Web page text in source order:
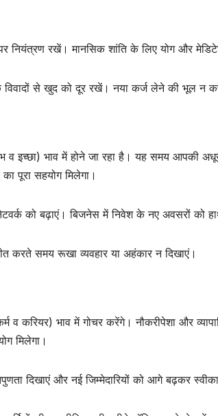
नियंत्रण रखें। मानसिक शांति के लिए योग और
से खुद को दूर रखें। नया कर्ज लेने की भूल न
व इच्छा) भाव में होने जा रहा है। यह समय आपकी
पूरा सहयोग मिलेगा।
को बढ़ाएं। बिजनेस में निवेश के नए अवसरों को
करते समय रूखा व्यवहार या अहंकार न दिखाएं।
व करियर) भाव में गोचर करेंगे। नौकरीपेशा और
मिलेगा।
दिखाएं और नई जिम्मेदारियों को आगे बढ़कर